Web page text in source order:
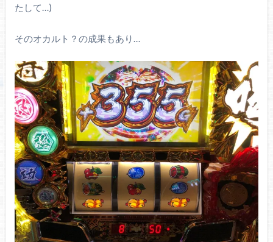
たして…)
そのオカルト？の成果もあり…